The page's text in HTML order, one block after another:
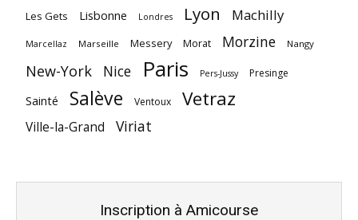
Les Gets Lisbonne Londres Lyon Machilly
Marcellaz Marseille Messery Morat Morzine Nangy
New-York Nice Paris Pers-Jussy Presinge
Sainté Salève Ventoux Vetraz
Ville-la-Grand Viriat
Inscription à Amicourse